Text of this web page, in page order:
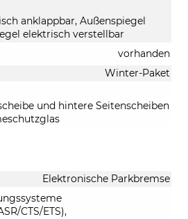
anklappbar, Außenspiegel
elektrisch verstellbar
vorhanden
Winter-Paket
und hintere Seitenscheiben
Elektronische Parkbremse
CTS/ETS),